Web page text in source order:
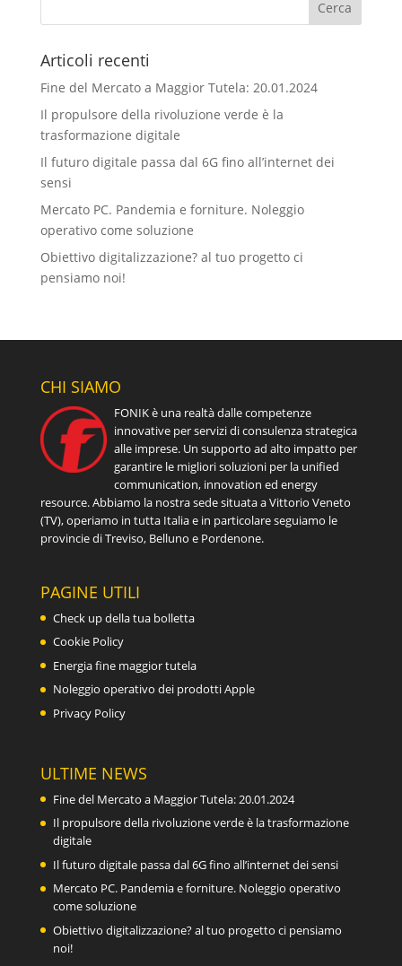
Articoli recenti
Fine del Mercato a Maggior Tutela: 20.01.2024
Il propulsore della rivoluzione verde è la
trasformazione digitale
Il futuro digitale passa dal 6G fino all’internet dei
sensi
Mercato PC. Pandemia e forniture. Noleggio
operativo come soluzione
Obiettivo digitalizzazione? al tuo progetto ci
pensiamo noi!
CHI SIAMO
FONIK è una realtà dalle competenze
innovative per servizi di consulenza strategica
alle imprese. Un supporto ad alto impatto per
garantire le migliori soluzioni per la unified
communication, innovation ed energy
resource. Abbiamo la nostra sede situata a Vittorio Veneto
(TV), operiamo in tutta Italia e in particolare seguiamo le
provincie di Treviso, Belluno e Pordenone.
PAGINE UTILI
Check up della tua bolletta
Cookie Policy
Energia fine maggior tutela
Noleggio operativo dei prodotti Apple
Privacy Policy
ULTIME NEWS
Fine del Mercato a Maggior Tutela: 20.01.2024
Il propulsore della rivoluzione verde è la trasformazione
digitale
Il futuro digitale passa dal 6G fino all’internet dei sensi
Mercato PC. Pandemia e forniture. Noleggio operativo
come soluzione
Obiettivo digitalizzazione? al tuo progetto ci pensiamo
noi!